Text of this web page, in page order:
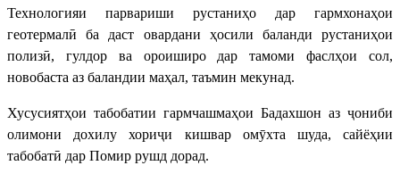
Технологияи парвариши рустаниҳо дар гармхонаҳои
геотермалӣ ба даст овардани ҳосили баланди рустаниҳои
полизӣ, гулдор ва ороиширо дар тамоми фаслҳои сол,
новобаста аз баландии маҳал, таъмин мекунад.
Хусусиятҳои табобатии гармчашмаҳои Бадахшон аз ҷониби
олимони дохилу хориҷи кишвар омӯхта шуда, сайёҳии
табобатӣ дар Помир рушд дорад.